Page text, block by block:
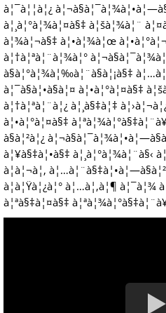
à¦¯à¦¦à¦¿
à¦¸à¦°à¦¾à¦¤à§‡ à¦šà¦¾à¦¨
à¦¾à¦¬à§‡ à¦•à¦¾à¦œ
à¦†à¦ªà¦¨à¦¾à¦°
à§à¦°à¦¾à¦‰à¦¨à§à¦¡à§‡
à¦¯à§à¦•à§à¦¤ à¦•à¦°à¦¤à§‡
à¦†à¦ªà¦¨à¦¿ à¦¸à§‡à¦‡
à¦•à¦°à¦¤à§‡
à§à¦²à¦¿
à¦¥à§‡à¦•à§‡ à¦¸à¦°à¦¾à¦¨à§‹
à¦à¦¬à¦‚
à¦à¦Ÿà¦¿à¦° à¦…à¦‚à¦¶ à¦¯à¦¾
à¦ªà§‡à¦¤à§‡